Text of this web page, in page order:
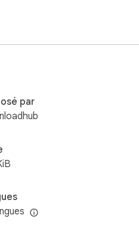
for YouTube but the
and you can turn
par